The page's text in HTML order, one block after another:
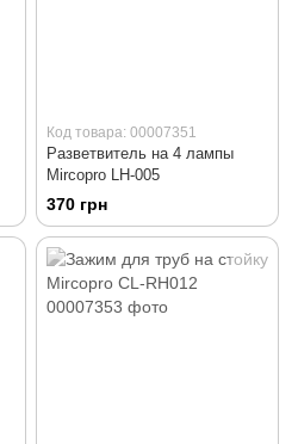
Код товара: 00007351
Разветвитель на 4 лампы
Mircopro LH-005
370 грн